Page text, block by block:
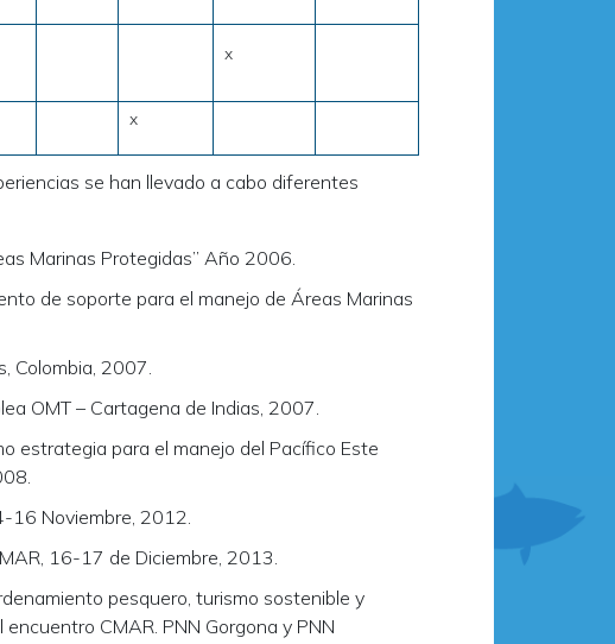
x
x
se han llevado a cabo diferentes
Marinas Protegidas” Año 2006.
de soporte para el manejo de Áreas Marinas
Colombia, 2007.
OMT – Cartagena de Indias, 2007.
estrategia para el manejo del Pacífico Este
16 Noviembre, 2012.
16-17 de Diciembre, 2013.
pesquero, turismo sostenible y
CMAR. PNN Gorgona y PNN